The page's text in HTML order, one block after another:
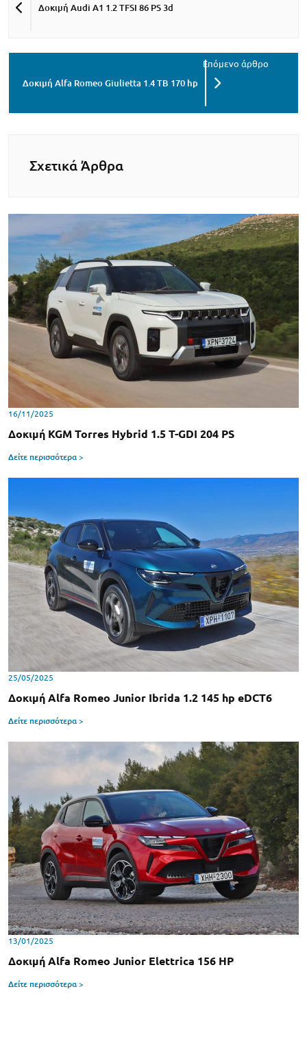
Δοκιμή Audi A1 1.2 TFSI 86 PS 3d
Δοκιμή Alfa Romeo Giulietta 1.4 TB 170 hp
Σχετικά Άρθρα
16/11/2025
Δοκιμή KGM Torres Hybrid 1.5 T-GDI 204 PS
Δείτε περισσότερα >
25/05/2025
Δοκιμή Alfa Romeo Junior Ibrida 1.2 145 hp eDCT6
Δείτε περισσότερα >
13/01/2025
Δοκιμή Alfa Romeo Junior Elettrica 156 HP
Δείτε περισσότερα >